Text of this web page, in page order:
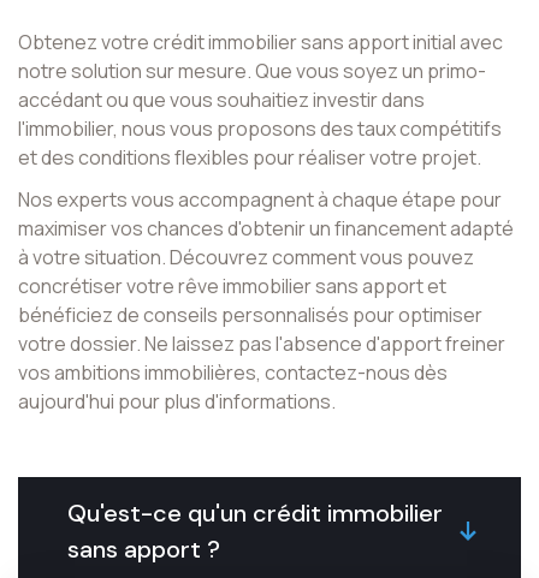
Obtenez votre crédit immobilier sans apport initial avec
notre solution sur mesure. Que vous soyez un primo-
accédant ou que vous souhaitiez investir dans
l'immobilier, nous vous proposons des taux compétitifs
et des conditions flexibles pour réaliser votre projet.
Nos experts vous accompagnent à chaque étape pour
maximiser vos chances d'obtenir un financement adapté
à votre situation. Découvrez comment vous pouvez
concrétiser votre rêve immobilier sans apport et
bénéficiez de conseils personnalisés pour optimiser
votre dossier. Ne laissez pas l'absence d'apport freiner
vos ambitions immobilières, contactez-nous dès
aujourd'hui pour plus d'informations.
Qu'est-ce qu'un crédit immobilier
sans apport ?